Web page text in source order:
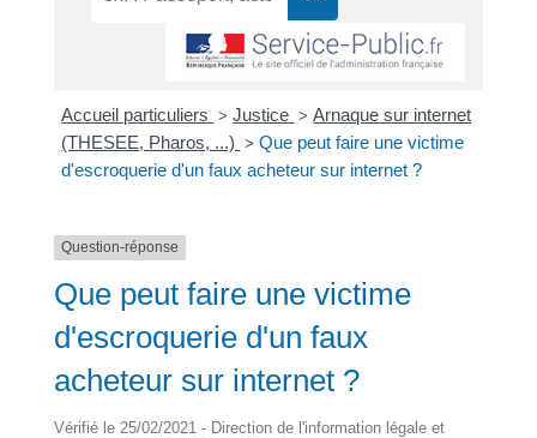
Accueil particuliers > Justice > Arnaque sur internet
(THESEE, Pharos, ...) > Que peut faire une victime
d'escroquerie d'un faux acheteur sur internet ?
Question-réponse
Que peut faire une victime
d'escroquerie d'un faux
acheteur sur internet ?
Vérifié le 25/02/2021 - Direction de l'information légale et